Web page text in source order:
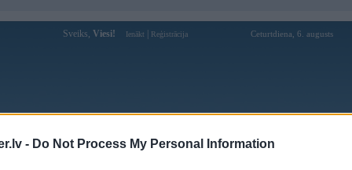
- Do Not Process My Personal Information
Sveiks, Viesi! Ienākt Reģistrācija Ceturtdiena, 6. augusts
Forums Galerijas Reģistrācija Lietotāji